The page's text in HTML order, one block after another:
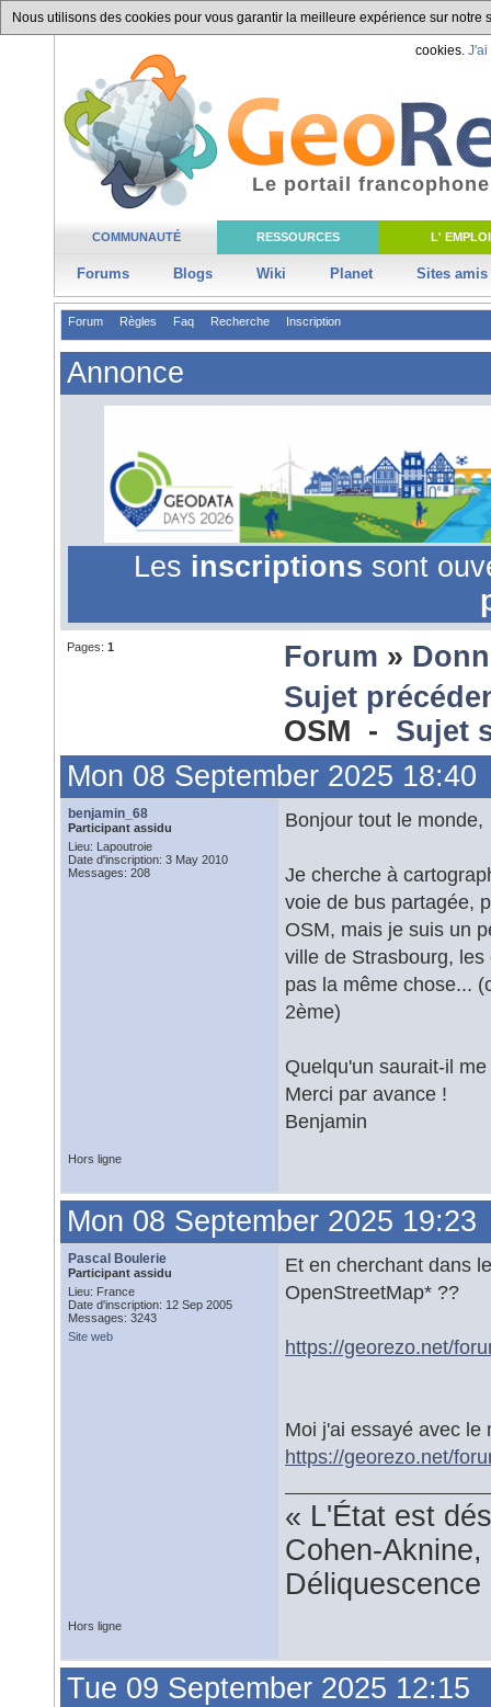
Nous utilisons des cookies pour vous garantir la meilleure expérience sur
cookies. J'ai
COMMUNAUTÉ RESSOURCES L' EMPLOI
Forums Blogs Wiki Planet Sites amis
Le portail
Forum Règles Faq Recherche Inscription
Annonce
Les inscriptions sont
Pages: 1 Forum »
Sujet
OSM - Sujet
Mon 08 September 2025 18:40
benjamin_68
Participant assidu
Lieu: Lapoutroie
Date d'inscription: 3 May 2010
Messages: 208
Bonjour tout le monde,
Je cherche à
voie de bus partagée,
OSM, mais je suis un
ville de Strasbourg,
pas la même chose...
2ème)
Quelqu'un saurait-il
Merci par avance !
Benjamin
Hors ligne
Mon 08 September 2025 19:23
Pascal Boulerie
Participant assidu
Lieu: France
Date d'inscription: 12 Sep 2005
Messages: 3243
Site web
Et en cherchant dans
OpenStreetMap* ??
https://georezo.net/
Moi j'ai essayé avec le
https://georezo.net/
« L'État est
Cohen-
Hors ligne
Tue 09 September 2025 12:15